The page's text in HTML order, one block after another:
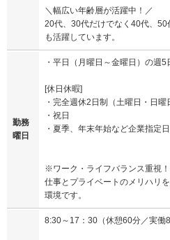
＼幅広い年齢層が活躍中！／
20代、30代だけでなく40代、
も活躍しています。
勤務
曜日
・平日（月曜日～金曜日）の週5
[休日休暇]
・完全週休2日制（土曜日・日曜
・祝日
・夏季、年末年始など企業指定日
※ワーク・ライフバランス重視
仕事とプライベートのメリハリ
環境です。
8:30～17：30（休憩60分／実働8